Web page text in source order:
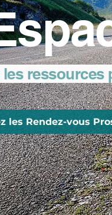
les
les Rendez-vous